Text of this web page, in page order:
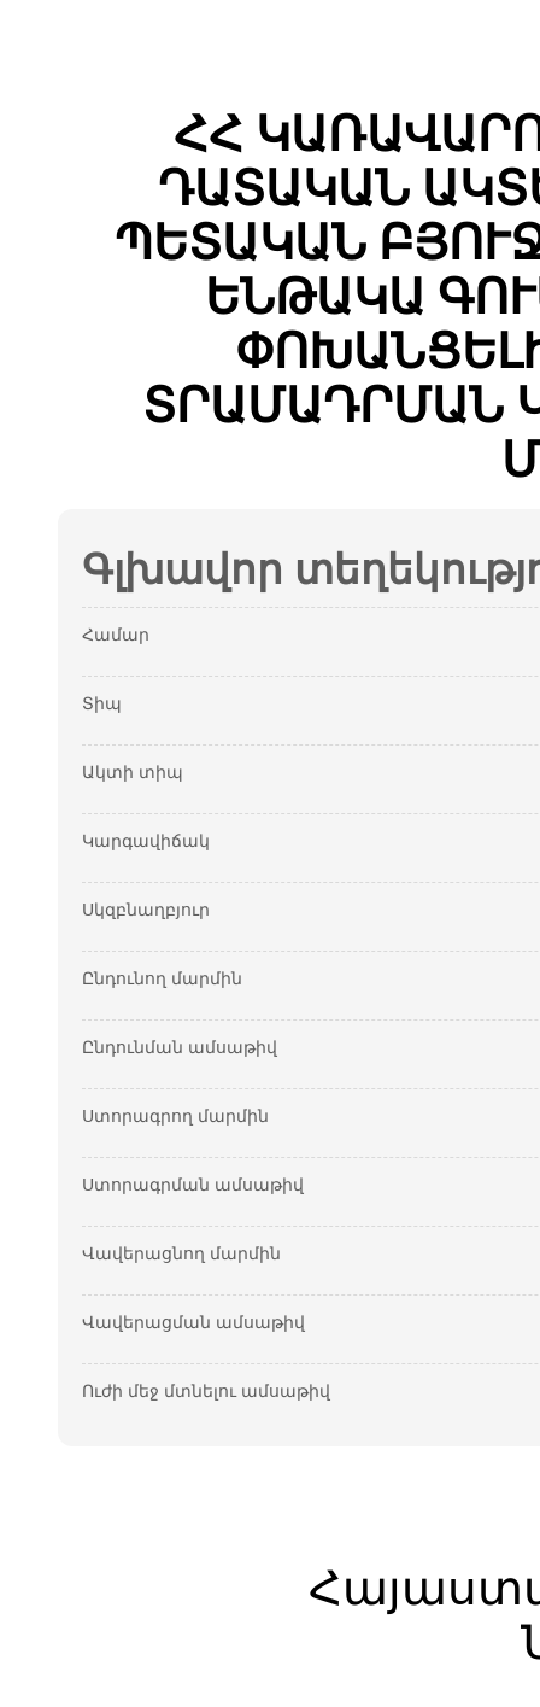
ՀՀ
ԴԱՏԱԿԱՆ
ՊԵՏԱԿԱՆ
ԵՆԹԱԿԱ
ՏՐԱՄԱԴՐՄԱՆ
Գլխավոր
Համար
Տիպ
Ակտի տիպ
Կարգավիճակ
Սկզբնաղբյուր
Ընդունող մարմին
Ընդունման ամսաթիվ
Ստորագրող մարմին
Ստորագրման ամսաթիվ
Վավերացնող մարմին
Վավերացման ամսաթիվ
Ուժի մեջ մտնելու ամսաթիվ
Հ